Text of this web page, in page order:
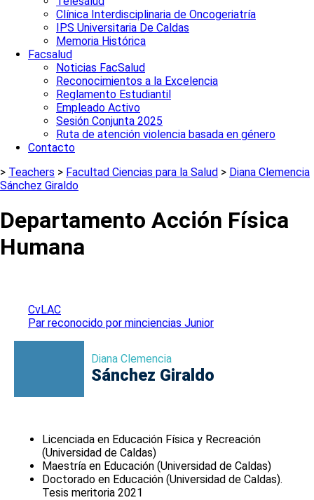
Clínica Interdisciplinaria de Oncogeriatría
IPS Universitaria De Caldas
Memoria Histórica
Facsalud
Noticias FacSalud
Reconocimientos a la Excelencia
Reglamento Estudiantil
Empleado Activo
Sesión Conjunta 2025
Ruta de atención violencia basada en género
Contacto
> Teachers > Facultad Ciencias para la Salud > Diana Clemencia
Sánchez Giraldo
Departamento Acción Física
Humana
CvLAC
Par reconocido por minciencias Junior
Diana Clemencia
Sánchez Giraldo
Licenciada en Educación Física y Recreación
(Universidad de Caldas)
Maestría en Educación (Universidad de Caldas)
Doctorado en Educación (Universidad de Caldas).
Tesis meritoria 2021